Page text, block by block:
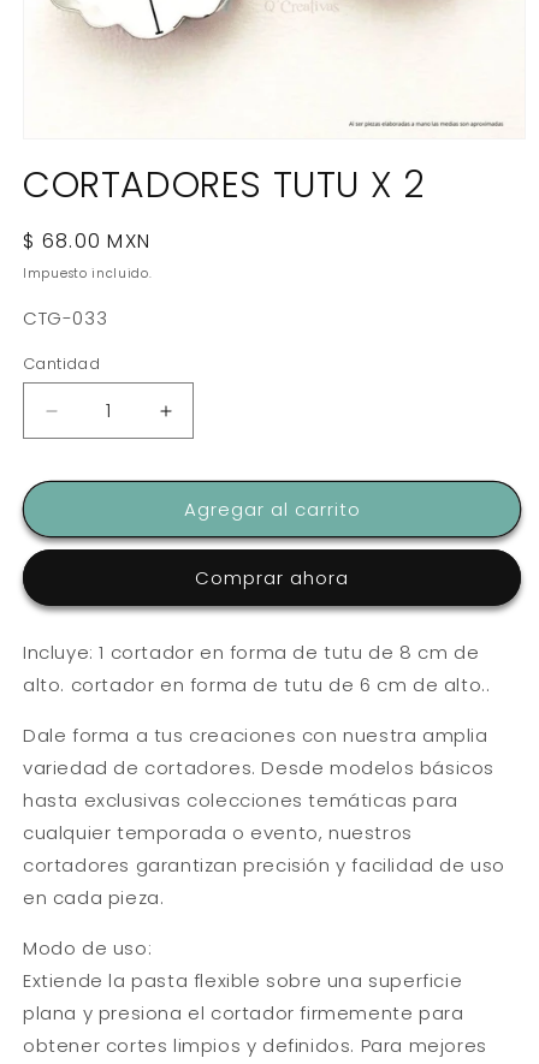
multimedia
1
una
ventana
modal
CORTADORES TUTU X 2
Precio
habitual
$ 68.00 MXN
Impuesto incluido.
SKU:
CTG-033
Cantidad
Reducir
cantidad
X
Aumentar
cantidad
CORTADORES
TUTU
X
Agregar al carrito
Comprar ahora
Incluye: 1 cortador en forma de tutu de 8 cm de
alto. cortador en forma de tutu de 6 cm de alto..
Dale forma a tus creaciones con nuestra amplia
variedad de cortadores. Desde modelos básicos
hasta exclusivas colecciones temáticas para
cualquier temporada o evento, nuestros
cortadores garantizan precisión y facilidad de uso
en cada pieza.
Modo de uso:
Extiende la pasta flexible sobre una superficie
plana y presiona el cortador firmemente para
obtener cortes limpios y definidos. Para mejores